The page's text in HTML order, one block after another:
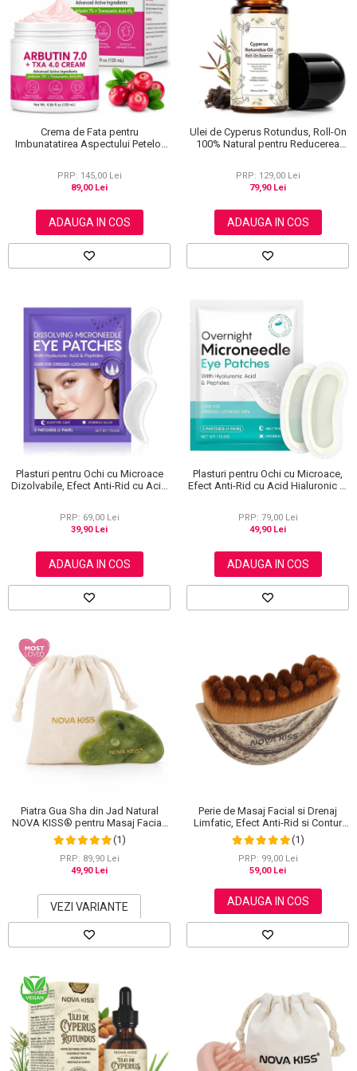
Scrub / Balsam de buze
Netestate pe Animale
Crema de Fata pentru
Imbunatatirea Aspectului Petelor
PRP: 145,00 Lei
89,00 Lei
ADAUGA IN COS
Ulei de Cyperus Rotundus, Roll-On
100% Natural pentru Reducerea
PRP: 129,00 Lei
79,90 Lei
ADAUGA IN COS
Plasturi pentru Ochi cu Microace
Dizolvabile, Efect Anti-Rid cu Acid
PRP: 69,00 Lei
39,90 Lei
ADAUGA IN COS
Plasturi pentru Ochi cu Microace,
Efect Anti-Rid cu Acid Hialuronic si
PRP: 79,00 Lei
49,90 Lei
ADAUGA IN COS
Piatra Gua Sha din Jad Natural
NOVA KISS® pentru Masaj Facial,
Antirid si Drenaj Limfatic, Include
Saculet de Bumbac
(1)
PRP: 89,90 Lei
49,90 Lei
VEZI VARIANTE
Perie de Masaj Facial si Drenaj
Limfatic, Efect Anti-Rid si Contur
Maxilar, NOVA KISS®
(1)
PRP: 99,00 Lei
59,00 Lei
ADAUGA IN COS